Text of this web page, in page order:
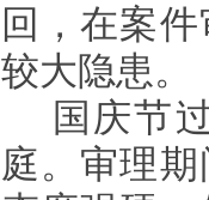
回，在案
较大隐患。
国庆节
庭。审理